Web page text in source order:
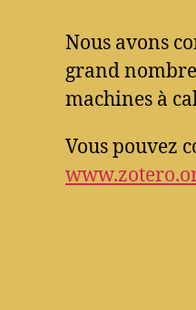
Nous avons
grand
machines à
Vous pouvez